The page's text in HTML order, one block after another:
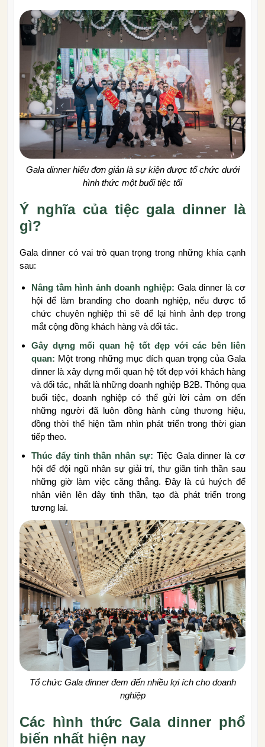
Gala dinner hiểu đơn giản là sự kiện được tổ chức dưới
hình thức một buổi tiệc tối
Ý nghĩa của tiệc gala dinner là
gì?
Gala dinner có vai trò quan trọng trong những khía cạnh
sau:
Nâng tầm hình ảnh doanh nghiệp: Gala dinner là cơ
hội để làm branding cho doanh nghiệp, nếu được tổ
chức chuyên nghiệp thì sẽ để lại hình ảnh đẹp trong
mắt cộng đồng khách hàng và đối tác.
Gây dựng mối quan hệ tốt đẹp với các bên liên
quan: Một trong những mục đích quan trọng của Gala
dinner là xây dựng mối quan hệ tốt đẹp với khách hàng
và đối tác, nhất là những doanh nghiệp B2B. Thông qua
buổi tiệc, doanh nghiệp có thể gửi lời cảm ơn đến
những người đã luôn đồng hành cùng thương hiệu,
đồng thời thể hiện tầm nhìn phát triển trong thời gian
tiếp theo.
Thúc đẩy tinh thần nhân sự: Tiệc Gala dinner là cơ
hội để đội ngũ nhân sự giải trí, thư giãn tinh thần sau
những giờ làm việc căng thẳng. Đây là cú huých để
nhân viên lên dây tinh thần, tạo đà phát triển trong
tương lai.
Tổ chức Gala dinner đem đến nhiều lợi ích cho doanh
nghiệp
Các hình thức Gala dinner phổ
biến nhất hiện nay